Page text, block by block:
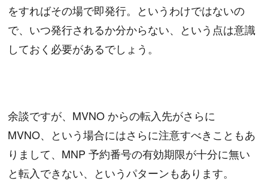
をすればその場で即発行。というわけではないの
で、いつ発行されるか分からない、という点は意識
しておく必要があるでしょう。
余談ですが、MVNO からの転入先がさらに
MVNO、という場合にはさらに注意すべきこともあ
りまして、MNP 予約番号の有効期限が十分に無い
と転入できない、というパターンもあります。